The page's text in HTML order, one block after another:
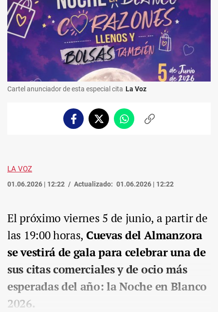
Cartel anunciador de esta especial cita La Voz
FacebookTwitterWhatsappCopiar
LA VOZ
01.06.2026 | 12:22 Actualizado: 01.06.2026 | 12:22
El próximo viernes 5 de junio, a partir de
las 19:00 horas, Cuevas del Almanzora
se vestirá de gala para celebrar una de
sus citas comerciales y de ocio más
esperadas del año: la Noche en Blanco
2026.